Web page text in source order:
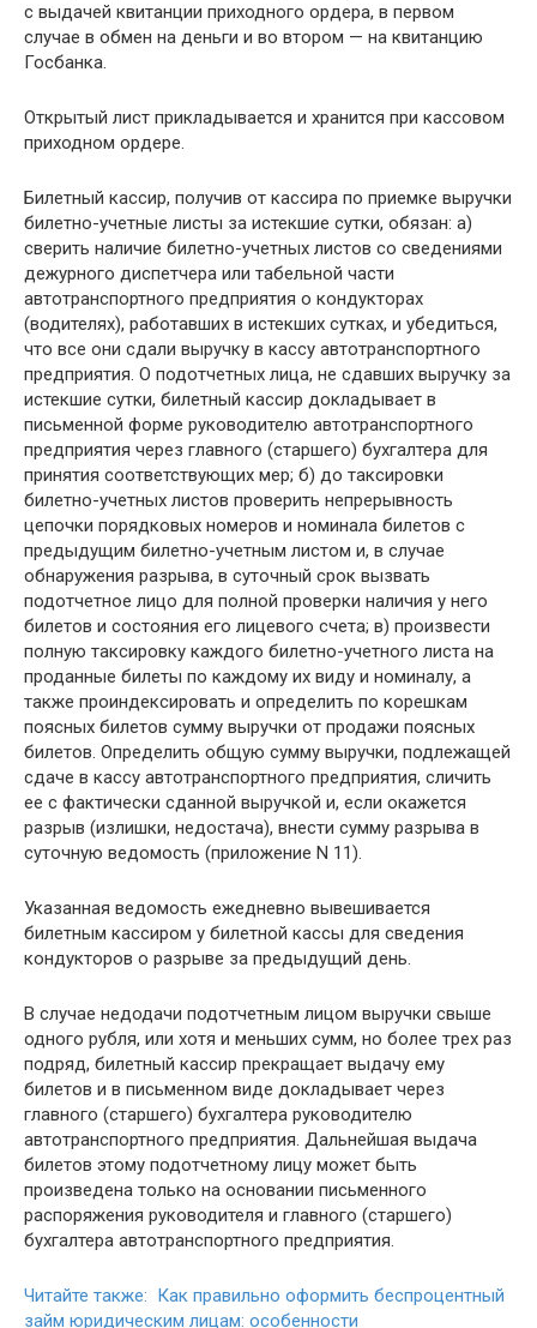
с выдачей квитанции приходного ордера, в первом
случае в обмен на деньги и во втором — на квитанцию
Госбанка.
Открытый лист прикладывается и хранится при кассовом
приходном ордере.
Билетный кассир, получив от кассира по приемке выручки
билетно-учетные листы за истекшие сутки, обязан: а)
сверить наличие билетно-учетных листов со сведениями
дежурного диспетчера или табельной части
автотранспортного предприятия о кондукторах
(водителях), работавших в истекших сутках, и убедиться,
что все они сдали выручку в кассу автотранспортного
предприятия. О подотчетных лица, не сдавших выручку за
истекшие сутки, билетный кассир докладывает в
письменной форме руководителю автотранспортного
предприятия через главного (старшего) бухгалтера для
принятия соответствующих мер; б) до таксировки
билетно-учетных листов проверить непрерывность
цепочки порядковых номеров и номинала билетов с
предыдущим билетно-учетным листом и, в случае
обнаружения разрыва, в суточный срок вызвать
подотчетное лицо для полной проверки наличия у него
билетов и состояния его лицевого счета; в) произвести
полную таксировку каждого билетно-учетного листа на
проданные билеты по каждому их виду и номиналу, а
также проиндексировать и определить по корешкам
поясных билетов сумму выручки от продажи поясных
билетов. Определить общую сумму выручки, подлежащей
сдаче в кассу автотранспортного предприятия, сличить
ее с фактически сданной выручкой и, если окажется
разрыв (излишки, недостача), внести сумму разрыва в
суточную ведомость (приложение N 11).
Указанная ведомость ежедневно вывешивается
билетным кассиром у билетной кассы для сведения
кондукторов о разрыве за предыдущий день.
В случае недодачи подотчетным лицом выручки свыше
одного рубля, или хотя и меньших сумм, но более трех раз
подряд, билетный кассир прекращает выдачу ему
билетов и в письменном виде докладывает через
главного (старшего) бухгалтера руководителю
автотранспортного предприятия. Дальнейшая выдача
билетов этому подотчетному лицу может быть
произведена только на основании письменного
распоряжения руководителя и главного (старшего)
бухгалтера автотранспортного предприятия.
Читайте также: Как правильно оформить беспроцентный
займ юридическим лицам: особенности